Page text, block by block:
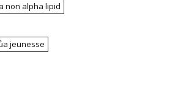
non alpha lipid
jeunesse